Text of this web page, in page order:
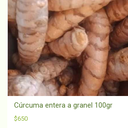
Cúrcuma entera a granel 100gr
$650